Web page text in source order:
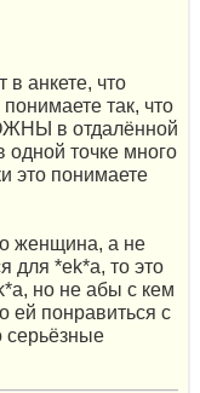
анкете, что
так, что
в отдалённой
одной точке много
это понимаете
женщина, а не
для *еk*а, то это
но не абы с кем
ей понравиться с
серьёзные